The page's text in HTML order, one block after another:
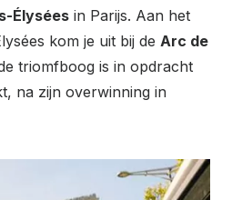
Élysées in Parijs. Aan het
kom je uit bij de Arc de
triomfboog is in opdracht
na zijn overwinning in